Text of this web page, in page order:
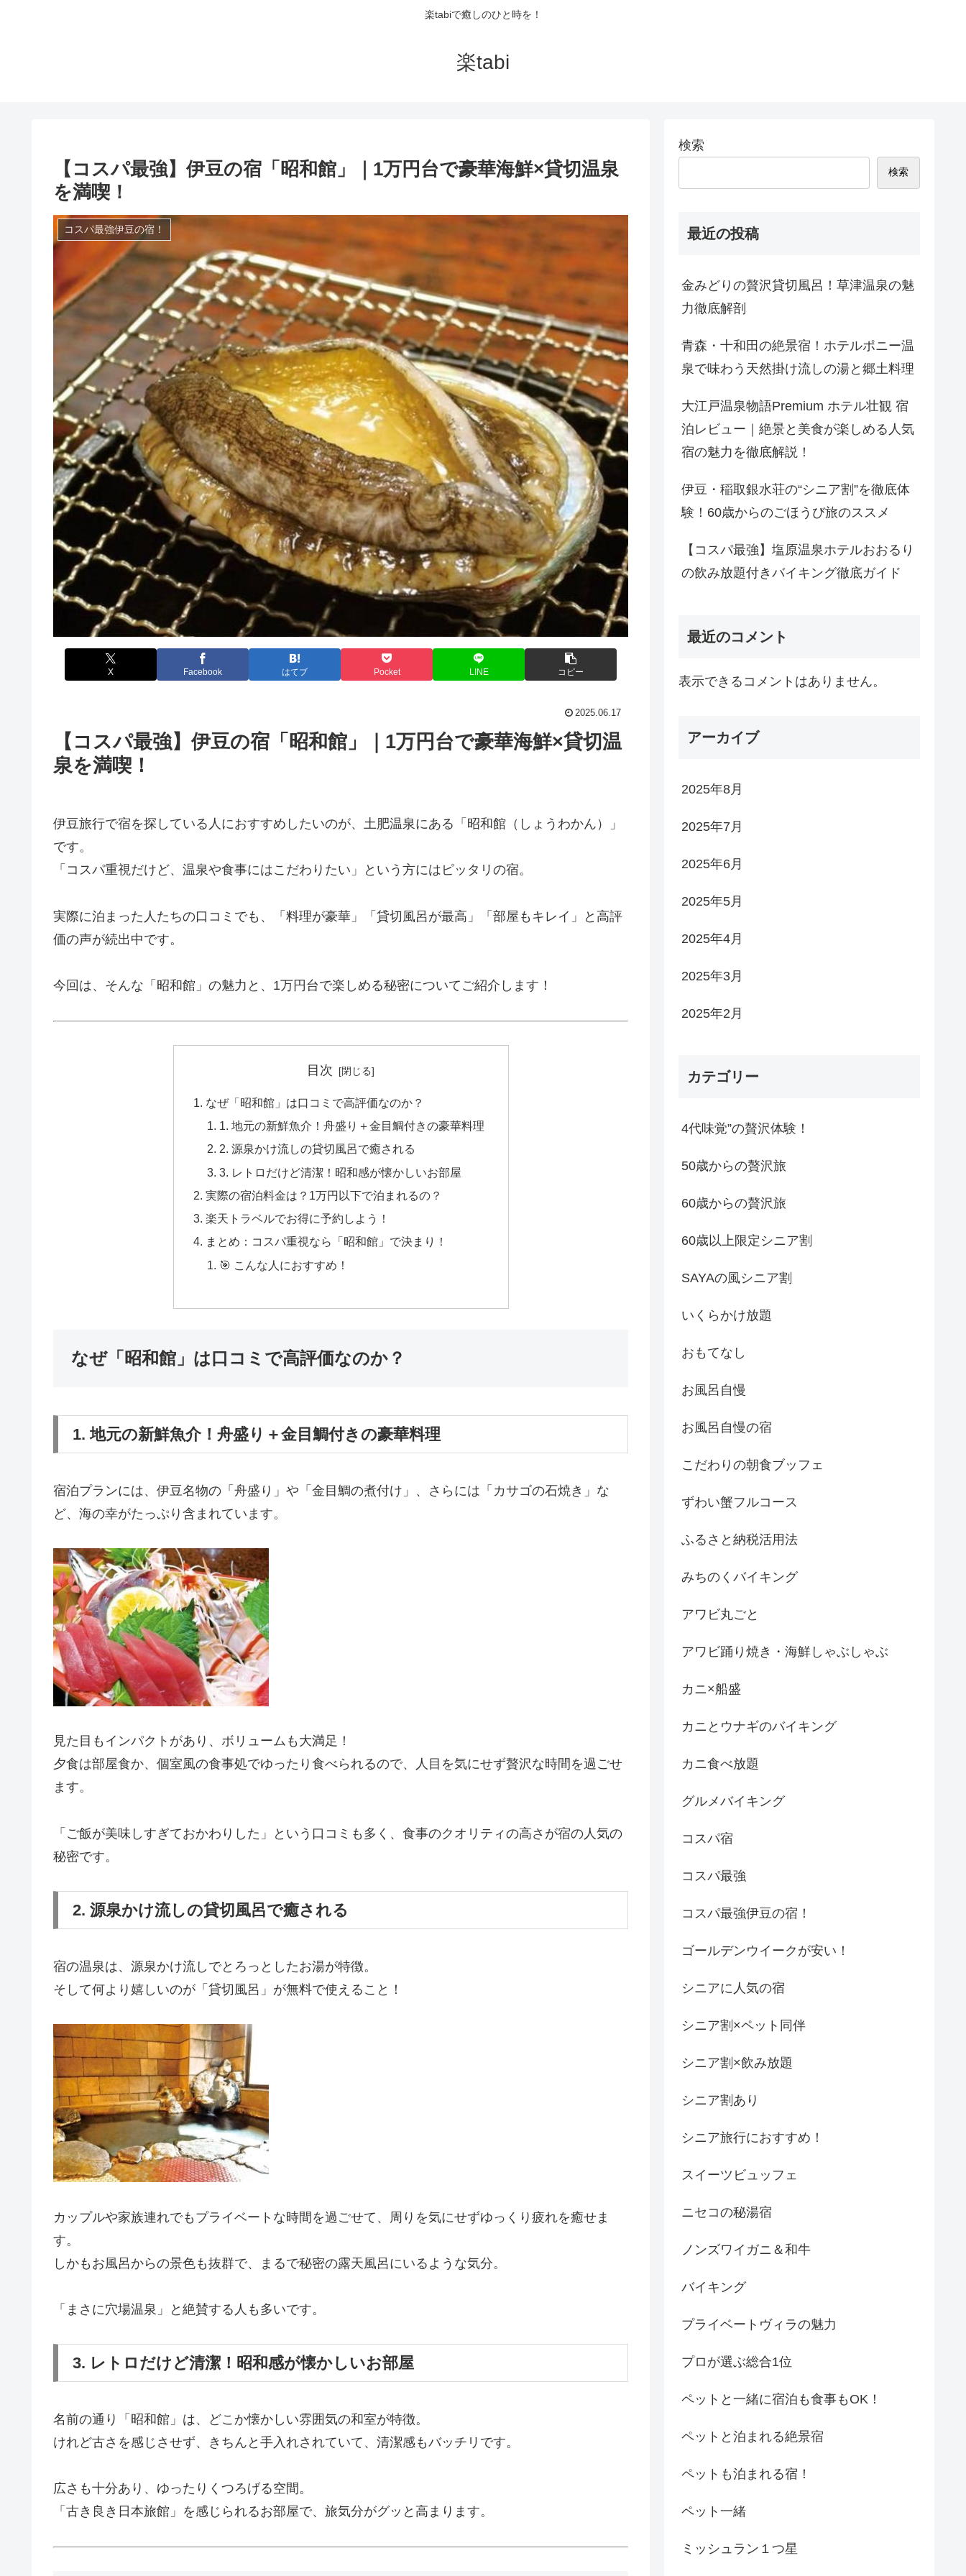
楽tabiで癒しのひと時を！
楽tabi
【コスパ最強】伊豆の宿「昭和館」｜1万円台で豪華海鮮×貸切温泉
を満喫！
コスパ最強伊豆の宿！
X Facebook はてブ Pocket LINE コピー
2025.06.17
【コスパ最強】伊豆の宿「昭和館」｜1万円台で豪華海鮮×貸切温
泉を満喫！
伊豆旅行で宿を探している人におすすめしたいのが、土肥温泉にある「昭和館（しょうわかん）」
です。
「コスパ重視だけど、温泉や食事にはこだわりたい」という方にはピッタリの宿。
実際に泊まった人たちの口コミでも、「料理が豪華」「貸切風呂が最高」「部屋もキレイ」と高評
価の声が続出中です。
今回は、そんな「昭和館」の魅力と、1万円台で楽しめる秘密についてご紹介します！
目次
なぜ「昭和館」は口コミで高評価なのか？
1. 地元の新鮮魚介！舟盛り＋金目鯛付きの豪華料理
2. 源泉かけ流しの貸切風呂で癒される
3. レトロだけど清潔！昭和感が懐かしいお部屋
実際の宿泊料金は？1万円以下で泊まれるの？
楽天トラベルでお得に予約しよう！
まとめ：コスパ重視なら「昭和館」で決まり！
🎯 こんな人におすすめ！
なぜ「昭和館」は口コミで高評価なのか？
1. 地元の新鮮魚介！舟盛り＋金目鯛付きの豪華料理
宿泊プランには、伊豆名物の「舟盛り」や「金目鯛の煮付け」、さらには「カサゴの石焼き」な
ど、海の幸がたっぷり含まれています。
見た目もインパクトがあり、ボリュームも大満足！
夕食は部屋食か、個室風の食事処でゆったり食べられるので、人目を気にせず贅沢な時間を過ごせ
ます。
「ご飯が美味しすぎておかわりした」という口コミも多く、食事のクオリティの高さが宿の人気の
秘密です。
2. 源泉かけ流しの貸切風呂で癒される
宿の温泉は、源泉かけ流しでとろっとしたお湯が特徴。
そして何より嬉しいのが「貸切風呂」が無料で使えること！
カップルや家族連れでもプライベートな時間を過ごせて、周りを気にせずゆっくり疲れを癒せま
す。
しかもお風呂からの景色も抜群で、まるで秘密の露天風呂にいるような気分。
「まさに穴場温泉」と絶賛する人も多いです。
3. レトロだけど清潔！昭和感が懐かしいお部屋
名前の通り「昭和館」は、どこか懐かしい雰囲気の和室が特徴。
けれど古さを感じさせず、きちんと手入れされていて、清潔感もバッチリです。
広さも十分あり、ゆったりくつろげる空間。
「古き良き日本旅館」を感じられるお部屋で、旅気分がグッと高まります。
検索
検索
最近の投稿
金みどりの贅沢貸切風呂！草津温泉の魅
力徹底解剖
青森・十和田の絶景宿！ホテルポニー温
泉で味わう天然掛け流しの湯と郷土料理
大江戸温泉物語Premium ホテル壮観 宿
泊レビュー｜絶景と美食が楽しめる人気
宿の魅力を徹底解説！
伊豆・稲取銀水荘の“シニア割”を徹底体
験！60歳からのごほうび旅のススメ
【コスパ最強】塩原温泉ホテルおおるり
の飲み放題付きバイキング徹底ガイド
最近のコメント
表示できるコメントはありません。
アーカイブ
2025年8月
2025年7月
2025年6月
2025年5月
2025年4月
2025年3月
2025年2月
カテゴリー
4代味覚”の贅沢体験！
50歳からの贅沢旅
60歳からの贅沢旅
60歳以上限定シニア割
SAYAの風シニア割
いくらかけ放題
おもてなし
お風呂自慢
お風呂自慢の宿
こだわりの朝食ブッフェ
ずわい蟹フルコース
ふるさと納税活用法
みちのくバイキング
アワビ丸ごと
アワビ踊り焼き・海鮮しゃぶしゃぶ
カニ×船盛
カニとウナギのバイキング
カニ食べ放題
グルメバイキング
コスパ宿
コスパ最強
コスパ最強伊豆の宿！
ゴールデンウイークが安い！
シニアに人気の宿
シニア割×ペット同伴
シニア割×飲み放題
シニア割あり
シニア旅行におすすめ！
スイーツビュッフェ
ニセコの秘湯宿
ノンズワイガニ＆和牛
バイキング
プライベートヴィラの魅力
プロが選ぶ総合1位
ペットと一緒に宿泊も食事もOK！
ペットと泊まれる絶景宿
ペットも泊まれる宿！
ペット一緒
ミッシュラン１つ星